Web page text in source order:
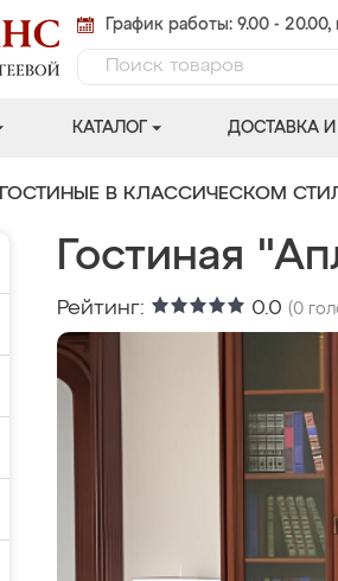
График работы: 9.00 - 20.00,
КАТАЛОГ ДОСТАВКА
ГОСТИНЫЕ В КЛАССИЧЕСКОМ
Гостиная
Рейтинг: 0.0 (0